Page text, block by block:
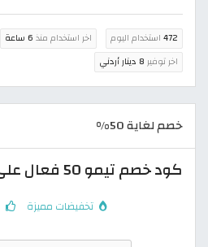
472 استخدام اليوم اخر استخدام منذ 6 ساعة
اخر توفير 8 دينار أردني
خصم لغاية 50%
كود خصم تيمو 50 فعال على ثالث طلب
تخفيضات مميزة